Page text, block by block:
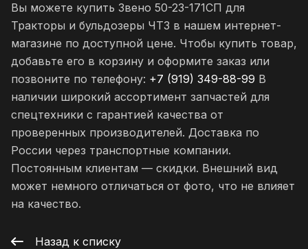
Вы можете купить Звено 50-23-171СП для
Тракторы и бульдозеры ЧТЗ в нашем интернет-
магазине по доступной цене. Чтобы купить товар,
добавьте его в корзину и оформите заказ или
позвоните по телефону: +7 (919) 349-88-99 В
наличии широкий ассортимент запчастей для
спецтехники с гарантией качества от
проверенных производителей. Доставка по
России через транспортные компании.
Постоянным клиентам — скидки. Внешний вид
может немного отличаться от фото, что не влияет
на качество.
Назад к списку